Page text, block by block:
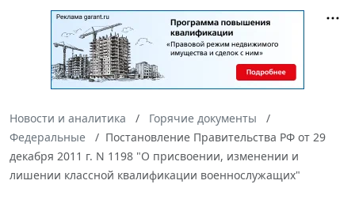
Новости и аналитика
Горячие документы
Федеральные
Постановление Правительства РФ от 29
декабря 2011 г. N 1198 "О присвоении, изменении и
лишении классной квалификации военнослужащих"